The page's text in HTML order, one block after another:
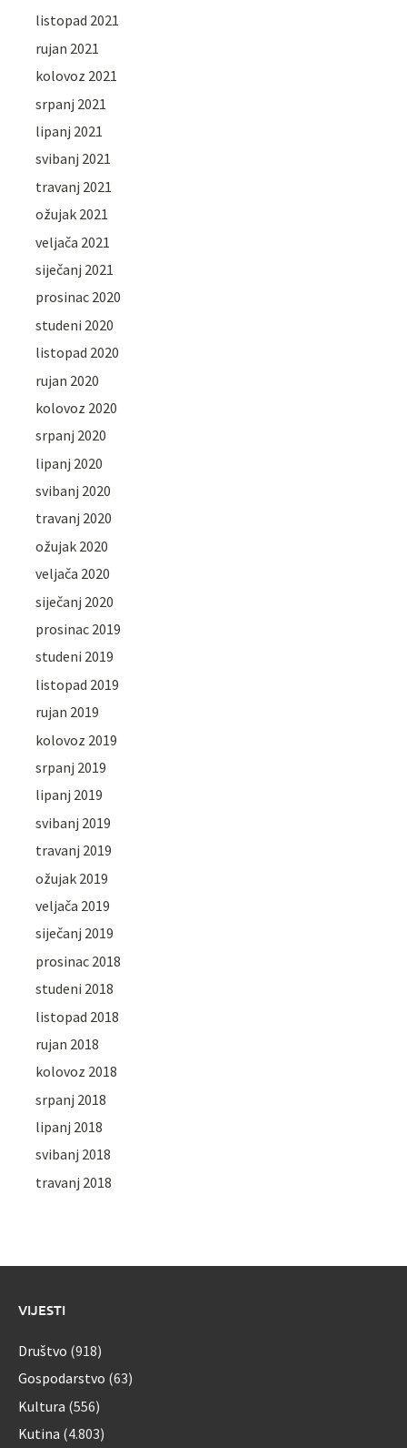
listopad 2021
rujan 2021
kolovoz 2021
srpanj 2021
lipanj 2021
svibanj 2021
travanj 2021
ožujak 2021
veljača 2021
siječanj 2021
prosinac 2020
studeni 2020
listopad 2020
rujan 2020
kolovoz 2020
srpanj 2020
lipanj 2020
svibanj 2020
travanj 2020
ožujak 2020
veljača 2020
siječanj 2020
prosinac 2019
studeni 2019
listopad 2019
rujan 2019
kolovoz 2019
srpanj 2019
lipanj 2019
svibanj 2019
travanj 2019
ožujak 2019
veljača 2019
siječanj 2019
prosinac 2018
studeni 2018
listopad 2018
rujan 2018
kolovoz 2018
srpanj 2018
lipanj 2018
svibanj 2018
travanj 2018
VIJESTI
Društvo (918)
Gospodarstvo (63)
Kultura (556)
Kutina (4.803)